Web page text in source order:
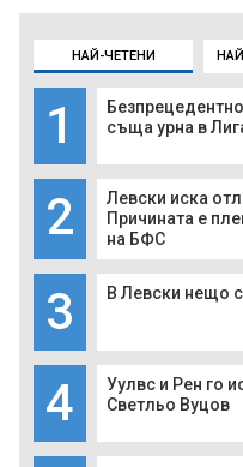
НАЙ-ЧЕТЕНИ
1
съща урна в
2
Левски иска
Причината е
на БФС
3 В Левски нещо
4
Уулвс и Рен го
Светльо Вуцов